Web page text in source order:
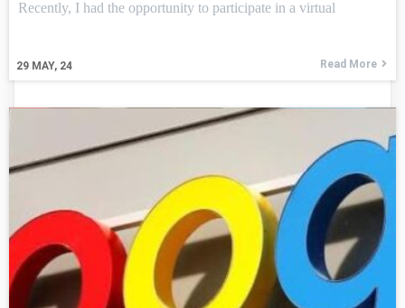
29 MAY, 24
Recently, I had the opportunity to participate in a virtual
Read More